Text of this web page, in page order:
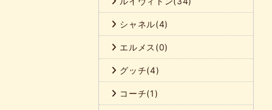
シャネル(4)
エルメス(0)
グッチ(4)
コーチ(1)